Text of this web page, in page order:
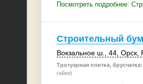
Посмотреть подробнее:
Строительный бум
Вокзальное ш., 44, Орск,
Тротуарная плитка, брусчатка:
гайки)